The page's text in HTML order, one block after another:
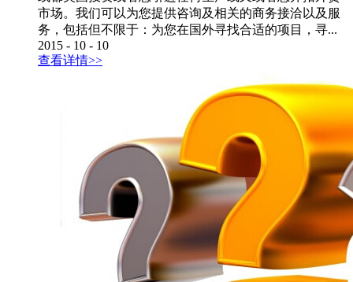
市场。我们可以为您提供咨询及相关的商务接洽以及服
务，包括但不限于：为您在国外寻找合适的项目，寻...
2015 - 10 - 10
查看详情>>